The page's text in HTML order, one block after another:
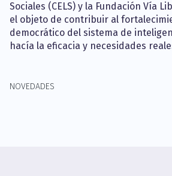
Sociales (CELS) y la Fundación Vía
el objeto de contribuir al
democrático del sistema de
hacía la eficacia y necesidades
NOVEDADES